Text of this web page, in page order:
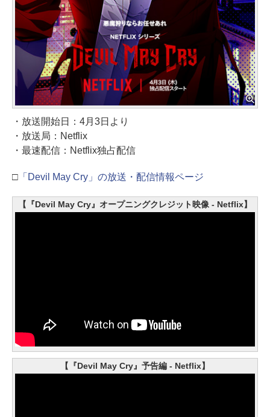
・放送開始日：4月3日より
・放送局：Netflix
・最速配信：Netflix独占配信
□ 「Devil May Cry」の放送・配信情報ページ
【『Devil May Cry』オープニングクレジット映像 - Netflix】
【『Devil May Cry』予告編 - Netflix】